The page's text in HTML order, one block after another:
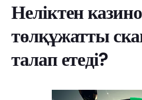
Неліктен казино
төлқұжатты
талап етеді?